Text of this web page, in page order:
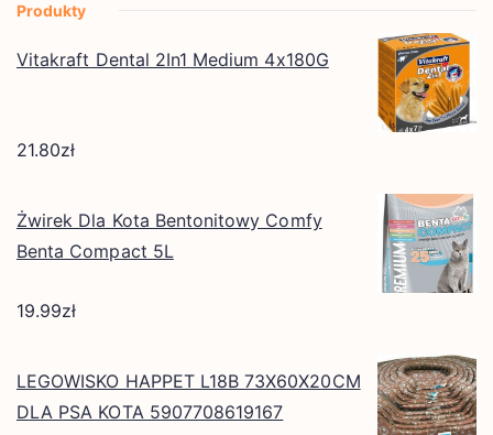
Produkty
Vitakraft Dental 2In1 Medium 4x180G
21.80zł
Żwirek Dla Kota Bentonitowy Comfy
Benta Compact 5L
19.99zł
LEGOWISKO HAPPET L18B 73X60X20CM
DLA PSA KOTA 5907708619167